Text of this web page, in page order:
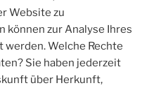
Website zu
können zur Analyse Ihres
Welche Rechte
Sie haben jederzeit
über Herkunft,